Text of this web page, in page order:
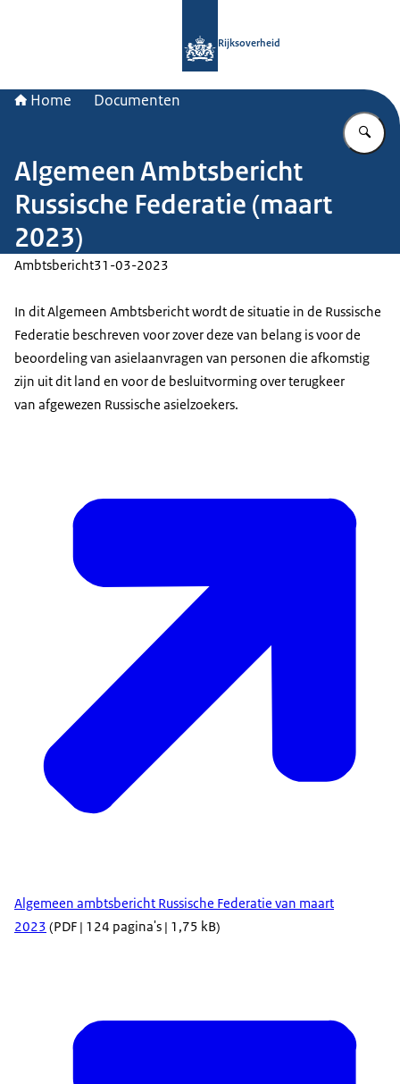
Rijksoverheid
Home Documenten
Algemeen Ambtsbericht
Russische Federatie (maart
2023)
Ambtsbericht31-03-2023
In dit Algemeen Ambtsbericht wordt de situatie in de Russische
Federatie beschreven voor zover deze van belang is voor de
beoordeling van asielaanvragen van personen die afkomstig
zijn uit dit land en voor de besluitvorming over terugkeer
van afgewezen Russische asielzoekers.
Algemeen ambtsbericht Russische Federatie van maart
2023 (PDF | 124 pagina's | 1,75 kB)